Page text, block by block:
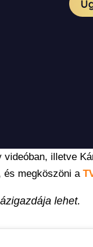
illetve
és megköszöni a
lehet.